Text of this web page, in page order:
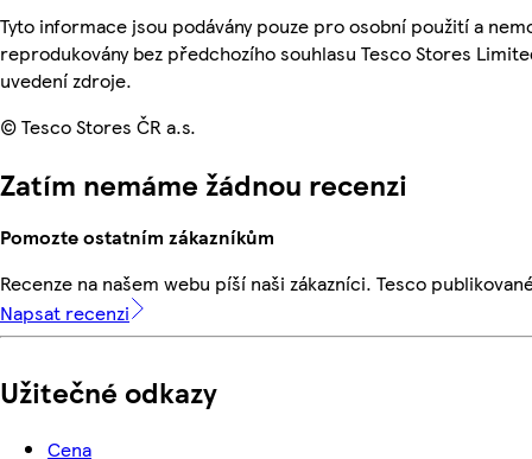
Tyto informace jsou podávány pouze pro osobní použití a
reprodukovány bez předchozího souhlasu Tesco Stores
uvedení zdroje.
© Tesco Stores ČR a.s.
Zatím nemáme žádnou recenzi
Pomozte ostatním zákazníkům
Recenze na našem webu píší naši zákazníci. Tesco
Napsat recenzi
Užitečné odkazy
Cena